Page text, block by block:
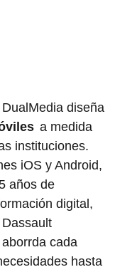
diseña
a medida
instituciones.
iOS y Android,
años de
digital,
cada
hasta